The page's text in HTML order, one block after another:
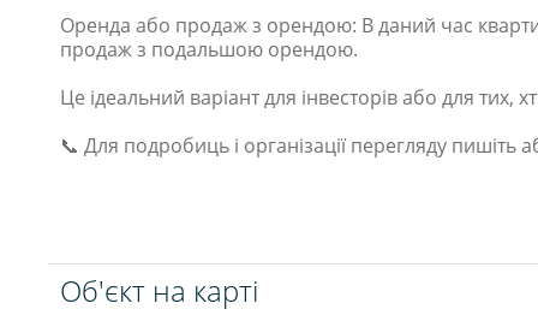
Оренда або продаж з орендою: В даний час
продаж з подальшою орендою.
Це ідеальний варіант для інвесторів або для тих,
📞 Для подробиць і організації перегляду пишіть
Об'єкт на карті